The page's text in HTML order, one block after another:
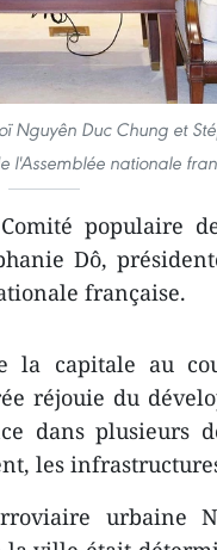
Nguyên Duc Chung et
l'Assemblée nationale
populaire
Dô,
française.
la capitale au
réjouie du
dans plusieurs
les
urbaine